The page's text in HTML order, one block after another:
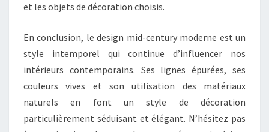
et les objets de décoration choisis.
En conclusion, le design mid-century moderne est un
style intemporel qui continue d’influencer nos
intérieurs contemporains. Ses lignes épurées, ses
couleurs vives et son utilisation des matériaux
naturels en font un style de décoration
particulièrement séduisant et élégant. N’hésitez pas